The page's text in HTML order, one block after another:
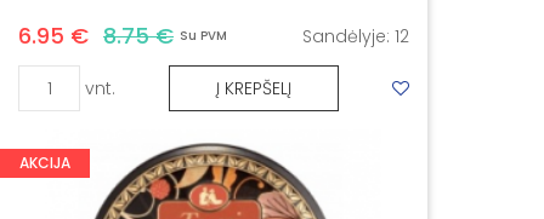
6.95 € 8.75 € Su PVM Sandėlyje: 12
vnt. Į KREPŠELĮ
AKCIJA